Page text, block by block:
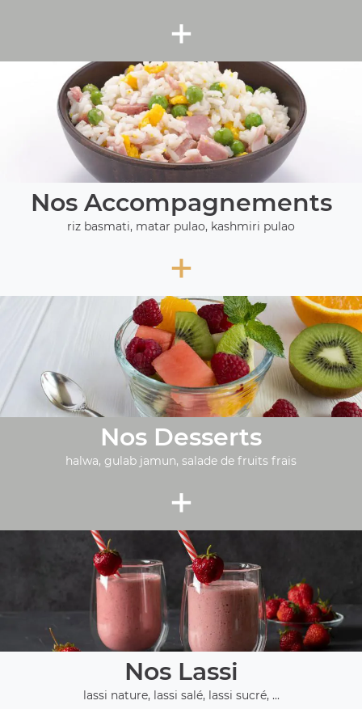
+
Nos Accompagnements
riz basmati, matar pulao, kashmiri pulao
+
Nos Desserts
halwa, gulab jamun, salade de fruits frais
+
Nos Lassi
lassi nature, lassi salé, lassi sucré, ...